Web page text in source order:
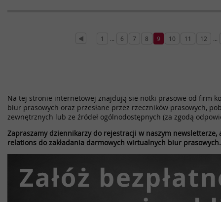
1 ... 6 7 8 9 10 11 12 ...
Na tej stronie internetowej znajdują sie notki prasowe od firm
biur prasowych oraz przesłane przez rzeczników prasowych,
zewnętrznych lub ze źródeł ogólnodostępnych (za zgodą
Zapraszamy dziennikarzy do rejestracji w naszym
relations do zakładania darmowych wirtualnych biur prasowych.